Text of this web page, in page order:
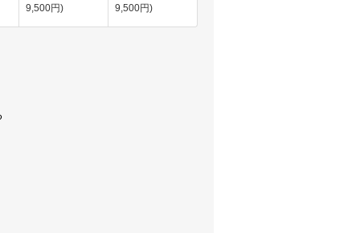
9,500円)
9,500円)